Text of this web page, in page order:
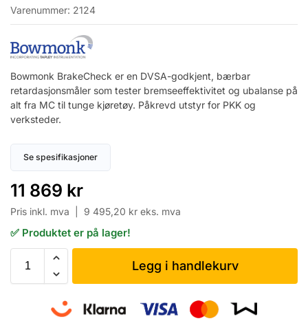
Varenummer: 2124
Bowmonk BrakeCheck er en DVSA-godkjent, bærbar
retardasjonsmåler som tester bremseeffektivitet og ubalanse på
alt fra MC til tunge kjøretøy. Påkrevd utstyr for PKK og
verksteder.
Se spesifikasjoner
11 869 kr
Pris inkl. mva | 9 495,20 kr eks. mva
✅ Produktet er på lager!
Legg i handlekurv